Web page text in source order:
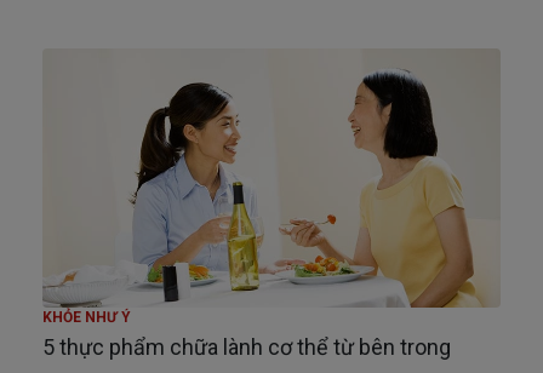
KHỎE NHƯ Ý
5 thực phẩm chữa lành cơ thể từ bên trong